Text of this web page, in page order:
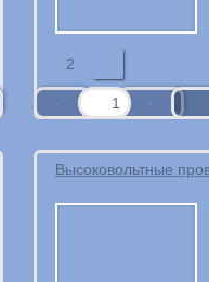
2
Высоковольтные